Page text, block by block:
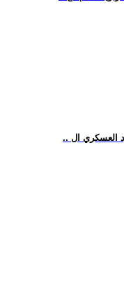
العسكري ال